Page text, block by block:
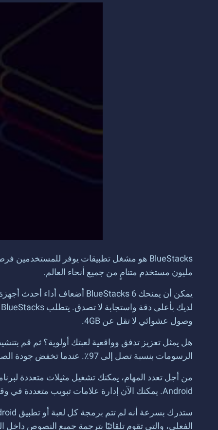
مليون مستخدم متنامٍ من جميع أنحاء العالم.
وصول عشوائي لا تقل عن 4GB.
الرسومات بنسبة تصل إلى 97٪. عندما تخفض جودة الصورة قليلاً، تعمل اللعبة بسلاسة لساعات متتالية.
من أجل تعدد المهام، يمكنك تشغيل مثيلات متعددة
Android. يمكنك الآن إدارة علامات تبويب متعددة في وقت واحد، ولعب ألعاب الألغاز المفضلة لديك دون الحاجة إلى الاختيار بينها وبين صندوق الوارد الخاص بك، وغير ذلك الكثير.
الفعلي، والتي تقوم تلقائيًا بترجمة جميع النصوص